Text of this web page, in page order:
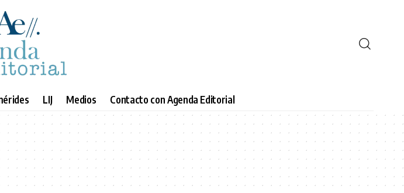
LIJ Medios Contacto con Agenda Editorial